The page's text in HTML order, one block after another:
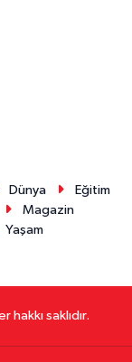
Dünya
Eğitim
Magazin
Yaşam
saklıdır.